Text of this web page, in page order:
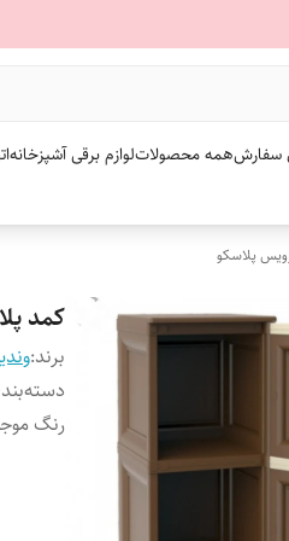
سفارشهمه محصولاتلوازم برقی آشپزخانه
پلاسکو
کمد
برند:
رنگ